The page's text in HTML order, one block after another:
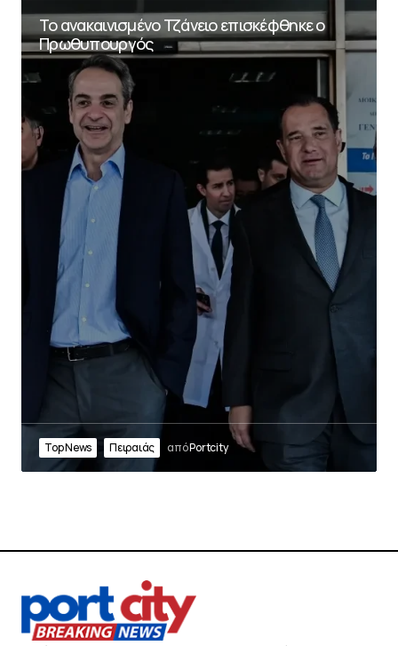
Το ανακαινισμένο Τζάνειο επισκέφθηκε ο
Πρωθυπουργός
Top News Πειραιάς απόPortcity